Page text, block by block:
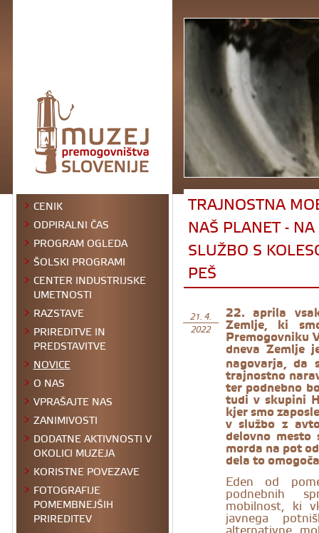
CENIK
ODPIRALNI ČAS
PROGRAM OGLEDA
ŠOLSKI PROGRAMI
CENTER INDUSTRIJSKE
UMETNOSTI
RAZSTAVE
PRIREDITVE IN
PREDSTAVITVE
NOVICE
O NAS
VPRAŠAJTE NAS
ZANIMIVOSTI
DODATNE AKTIVNOSTI V
OKOLICI MUZEJA
KORISTNE POVEZAVE
FOTOGRAFIJE
POMEMBNEJŠIH
PRIREDITEV
TRAJNOSTNA
NAŠ PLANET -
SLUŽBO S
PEŠ
21. 4.
2022
22. aprila
Zemlje, ki
Premogovniku
dneva Zemlje
nagovarja, da
trajnostno
ter podnebno
tudi v skupini
kjer smo
v službo z
delovno
morda na pot
dela to
Eden od
podnebnih
mobilnost, ki
javnega